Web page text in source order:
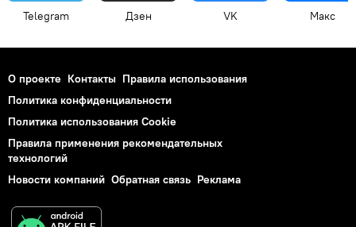
Telegram Дзен VK Макс
О проекте Контакты Правила использования
Политика конфиденциальности
Политика использования Cookie
Правила применения рекомендательных
технологий
Новости компаний Обратная связь Реклама